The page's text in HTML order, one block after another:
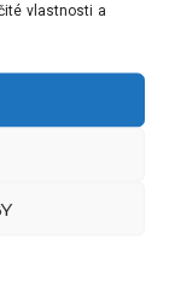
vlastnosti a